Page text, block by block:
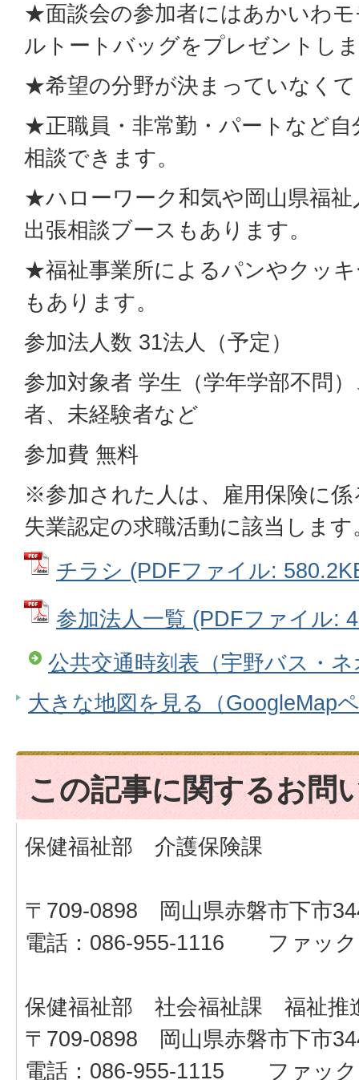
★面談会の参加者にはあかいわ
ルトートバッグをプレゼントし
★希望の分野が決まっていなく
★正職員・非常勤・パートなど
相談できます。
★ハローワーク和気や岡山県福
出張相談ブースもあります。
★福祉事業所によるパンやクッ
もあります。
参加法人数 31法人（予定）
参加対象者 学生（学年学部不問
者、未経験者など
参加費 無料
※参加された人は、雇用保険に
失業認定の求職活動に該当します
チラシ (PDFファイル:
参加法人一覧 (PDFファイル:
公共交通時刻表（宇野バス・
大きな地図を見る（GoogleMap
この記事に関するお問
保健福祉部 介護保険課
〒709-0898 岡山県赤磐市下市
電話：086-955-1116 ファック
保健福祉部 社会福祉課 福祉推
〒709-0898 岡山県赤磐市下市
電話：086-955-1115 ファック